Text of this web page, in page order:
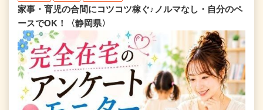
家事・育児の合間にコツコツ稼ぐ♪ノルマなし・自分のペ
ースでOK！〈静岡県〉